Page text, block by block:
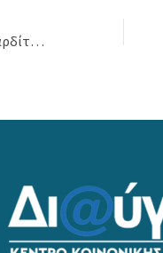
Υποδοχή του Δημάρχου της Καρδίτσας κ. Βασίλη Τσιάκου από τον πρόεδρο κ. Ηλία Τσιαούση και τα στελέχη του Κέντρου της δομής Καρδίτσας